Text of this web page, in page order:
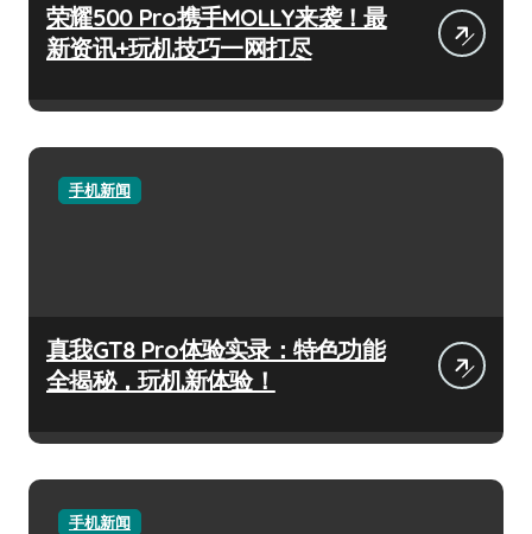
荣耀500 Pro携手MOLLY来袭！最
新资讯+玩机技巧一网打尽
手机新闻
真我GT8 Pro体验实录：特色功能
全揭秘，玩机新体验！
手机新闻